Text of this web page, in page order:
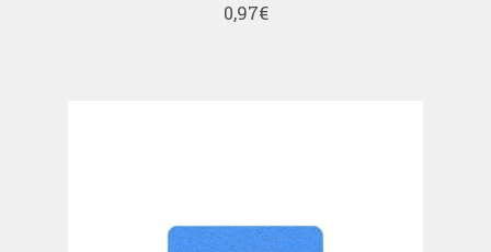
0,97€